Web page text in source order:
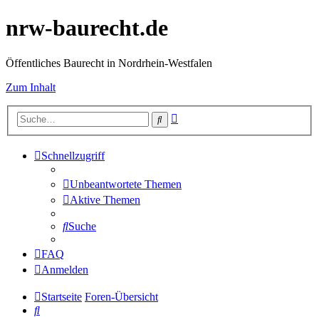
nrw-baurecht.de
Öffentliches Baurecht in Nordrhein-Westfalen
Zum Inhalt
Suche
Schnellzugriff
Unbeantwortete Themen
Aktive Themen
Suche
FAQ
Anmelden
Startseite Foren-Übersicht
Suche